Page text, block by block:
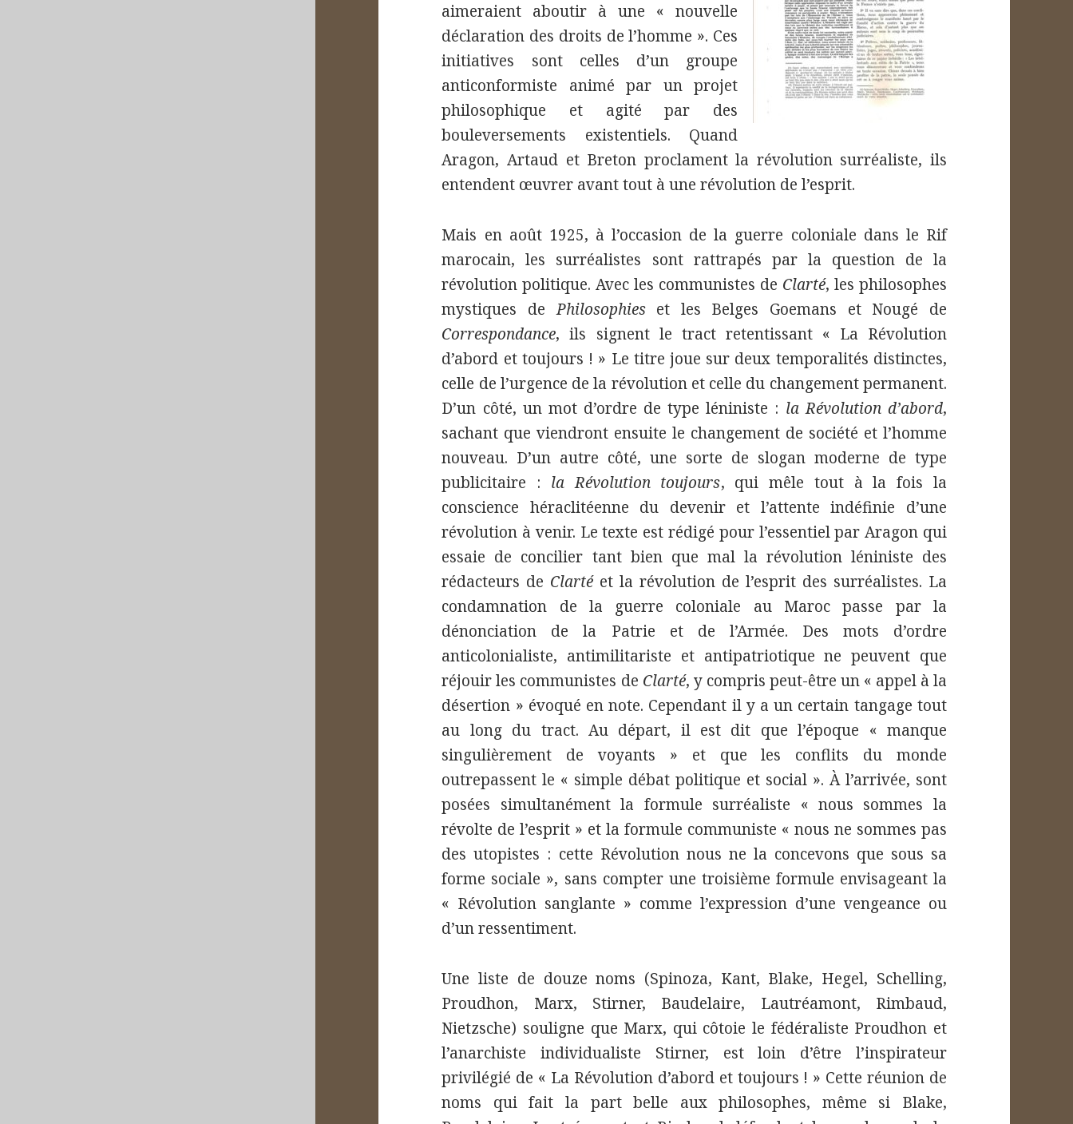
aimeraient aboutir à une « nouvelle
déclaration des droits de l’homme ». Ces
initiatives sont celles d’un groupe
anticonformiste animé par un projet
philosophique et agité par des
bouleversements existentiels. Quand
Aragon, Artaud et Breton proclament la révolution surréaliste, ils
entendent œuvrer avant tout à une révolution de l’esprit.
Mais en août 1925, à l’occasion de la guerre coloniale dans le Rif
marocain, les surréalistes sont rattrapés par la question de la
révolution politique. Avec les communistes de Clarté, les philosophes
mystiques dePhilosophies et les Belges Goemans et Nougé de
Correspondance, ils signent le tract retentissant « La Révolution
d’abord et toujours ! » Le titre joue sur deux temporalités distinctes,
celle de l’urgence de la révolution et celle du changement permanent.
D’un côté, un mot d’ordre de type léniniste : la Révolution d’abord,
sachant que viendront ensuite le changement de société et l’homme
nouveau. D’un autre côté, une sorte de slogan moderne de type
publicitaire : la Révolution toujours, qui mêle tout à la fois la
conscience héraclitéenne du devenir et l’attente indéfinie d’une
révolution à venir. Le texte est rédigé pour l’essentiel par Aragon qui
essaie de concilier tant bien que mal la révolution léniniste des
rédacteurs de Clartéet la révolution de l’esprit des surréalistes. La
condamnation de la guerre coloniale au Maroc passe par la
dénonciation de la Patrie et de l’Armée. Des mots d’ordre
anticolonialiste, antimilitariste et antipatriotique ne peuvent que
réjouir les communistes de Clarté, y compris peut-être un « appel à la
désertion » évoqué en note. Cependant il y a un certain tangage tout
au long du tract. Au départ, il est dit que l’époque « manque
singulièrement de voyants » et que les conflits du monde
outrepassent le « simple débat politique et social ». À l’arrivée, sont
posées simultanément la formule surréaliste « nous sommes la
révolte de l’esprit » et la formule communiste « nous ne sommes pas
des utopistes : cette Révolution nous ne la concevons que sous sa
forme sociale », sans compter une troisième formule envisageant la
« Révolution sanglante » comme l’expression d’une vengeance ou
d’un ressentiment.
Une liste de douze noms (Spinoza, Kant, Blake, Hegel, Schelling,
Proudhon, Marx, Stirner, Baudelaire, Lautréamont, Rimbaud,
Nietzsche) souligne que Marx, qui côtoie le fédéraliste Proudhon et
l’anarchiste individualiste Stirner, est loin d’être l’inspirateur
privilégié de « La Révolution d’abord et toujours ! » Cette réunion de
noms qui fait la part belle aux philosophes, même si Blake,